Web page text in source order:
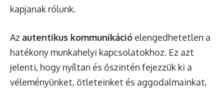
kapjanak rólunk.
Az autentikus kommunikáció elengedhetetlen a
hatékony munkahelyi kapcsolatokhoz. Ez azt
jelenti, hogy nyíltan és őszintén fejezzük ki a
véleményünket, ötleteinket és aggodalmainkat,